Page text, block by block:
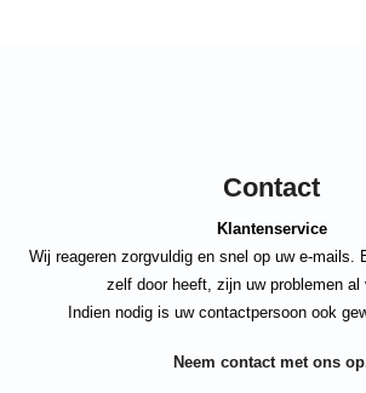
Contact
Klantenservice
Wij reageren zorgvuldig en snel op uw e-mails.
zelf door heeft, zijn uw problemen al
Indien nodig is uw contactpersoon ook
Neem contact met ons